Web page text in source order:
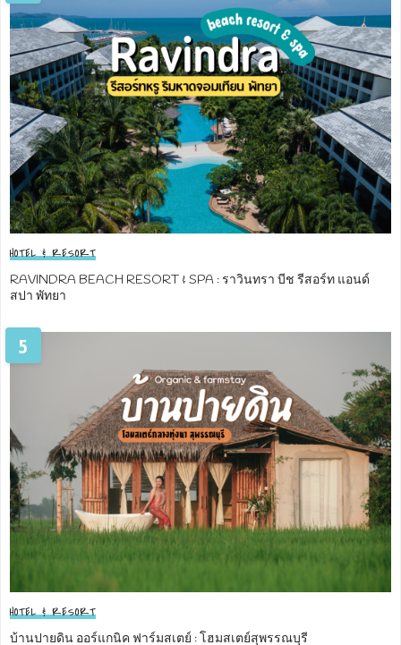
HOTEL & RESORT
RAVINDRA BEACH RESORT & SPA : ราวินทรา บีช รีสอร์ท แอนด์
สปา พัทยา
5
HOTEL & RESORT
บ้านปายดิน ออร์แกนิค ฟาร์มสเตย์ : โฮมสเตย์สุพรรณบุรี